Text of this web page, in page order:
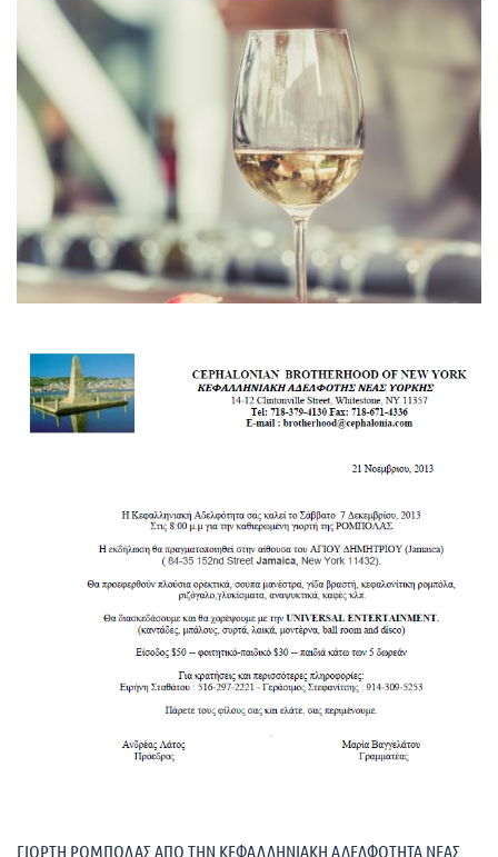
ΓΙΟΡΤΗ ΡΟΜΠΟΛΑΣ ΑΠΟ ΤΗΝ ΚΕΦΑΛΛΗΝΙΑΚΗ ΑΔΕΛΦΟΤΗΤΑ ΝΕΑΣ